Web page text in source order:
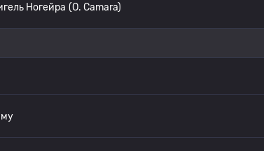
Ногейра (O. Camara)